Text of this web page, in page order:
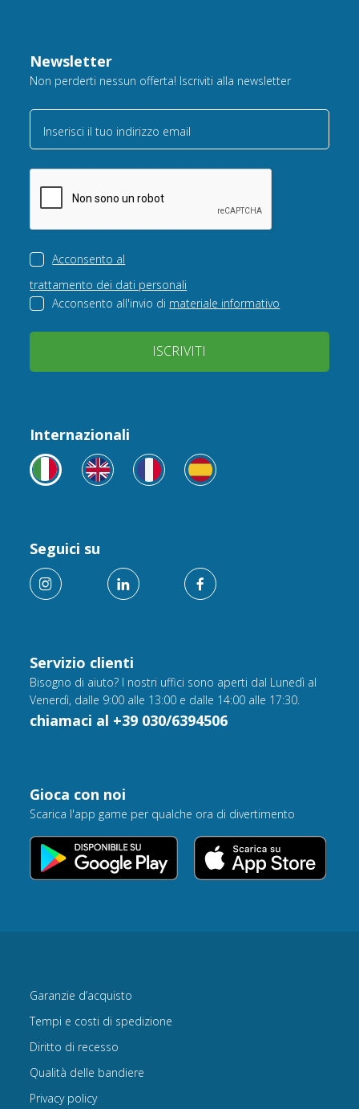
Newsletter
Non perderti nessun offerta! Iscriviti alla newsletter
Inserisci il tuo indirizzo email
Acconsento al
trattamento dei dati personali
Acconsento all'invio di materiale informativo
ISCRIVITI
Servizio clienti
Bisogno di aiuto? I nostri uffici sono aperti dal Lunedì al
Venerdì, dalle 9:00 alle 13:00 e dalle 14:00 alle 17:30.
chiamaci al +39 030/6394506
Internazionali
Seguici su
Gioca con noi
Scarica l'app game per qualche ora di divertimento
Garanzie d’acquisto
Tempi e costi di spedizione
Diritto di recesso
Qualità delle bandiere
Privacy policy